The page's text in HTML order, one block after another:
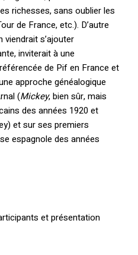
richesses, sans oublier les
de France, etc.). D’autre
s’ajouter
inviterait à une
de Pif en France et
approche généalogique
(Mickey, bien sûr, mais
des années 1920 et
et sur ses premiers
espagnole des années
et présentation